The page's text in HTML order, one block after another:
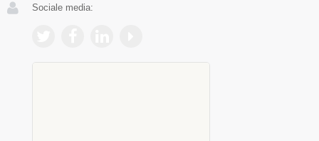
Sociale media: